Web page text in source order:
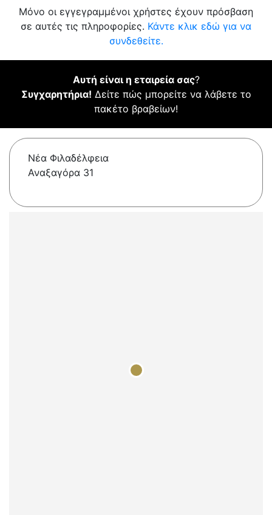
Μόνο οι εγγεγραμμένοι χρήστες έχουν πρόσβαση
σε αυτές τις πληροφορίες. Κάντε κλικ εδώ για να
συνδεθείτε.
Αυτή είναι η εταιρεία σας?
Συγχαρητήρια! Δείτε πώς μπορείτε να λάβετε το
πακέτο βραβείων!
Νέα Φιλαδέλφεια
Αναξαγόρα 31